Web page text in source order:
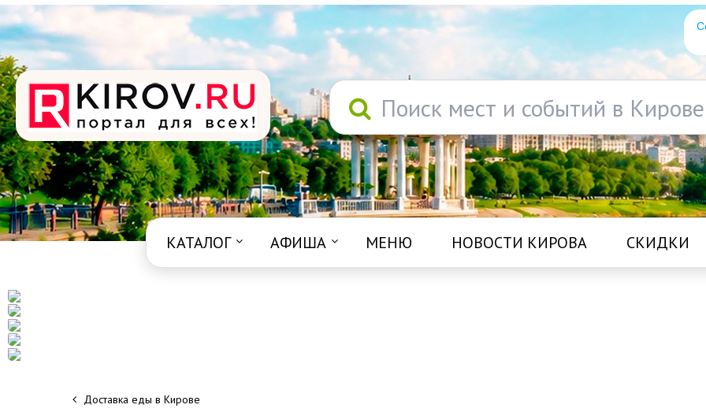
Поиск мест и событий в Кирове
КАТАЛОГ АФИША МЕНЮ НОВОСТИ КИРОВА СКИДКИ
Доставка еды в Кирове